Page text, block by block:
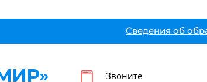
Сведения об
Звоните